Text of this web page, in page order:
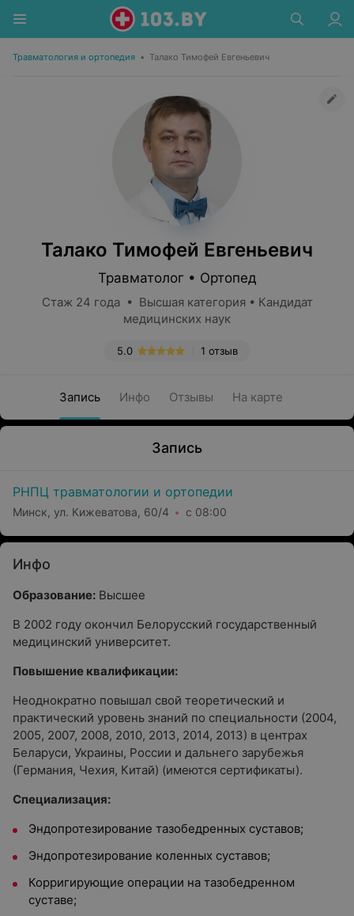
Травматология и ортопедия • Талако Тимофей Евгеньевич
Талако Тимофей Евгеньевич
Травматолог • Ортопед
Стаж 24 года • Высшая категория • Кандидат
медицинских наук
1 отзыв
5.0
Запись Инфо Отзывы На карте
Запись
РНПЦ травматологии и ортопедии
Минск, ул. Кижеватова, 60/4 с 08:00
Инфо
Образование: Высшее
В 2002 году окончил Белорусский государственный
медицинский университет.
Повышение квалификации:
Неоднократно повышал свой теоретический и
практический уровень знаний по специальности (2004,
2005, 2007, 2008, 2010, 2013, 2014, 2013) в центрах
Беларуси, Украины, России и дальнего зарубежья
(Германия, Чехия, Китай) (имеются сертификаты).
Специализация:
Эндопротезирование тазобедренных суставов;
Эндопротезирование коленных суставов;
Корригирующие операции на тазобедренном
суставе;